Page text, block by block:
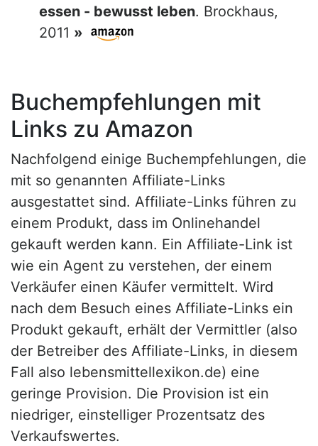
essen - bewusst leben. Brockhaus,
2011 »
Buchempfehlungen mit
Links zu Amazon
Nachfolgend einige Buchempfehlungen, die
mit so genannten Affiliate-Links
ausgestattet sind. Affiliate-Links führen zu
einem Produkt, dass im Onlinehandel
gekauft werden kann. Ein Affiliate-Link ist
wie ein Agent zu verstehen, der einem
Verkäufer einen Käufer vermittelt. Wird
nach dem Besuch eines Affiliate-Links ein
Produkt gekauft, erhält der Vermittler (also
der Betreiber des Affiliate-Links, in diesem
Fall also lebensmittellexikon.de) eine
geringe Provision. Die Provision ist ein
niedriger, einstelliger Prozentsatz des
Verkaufswertes.